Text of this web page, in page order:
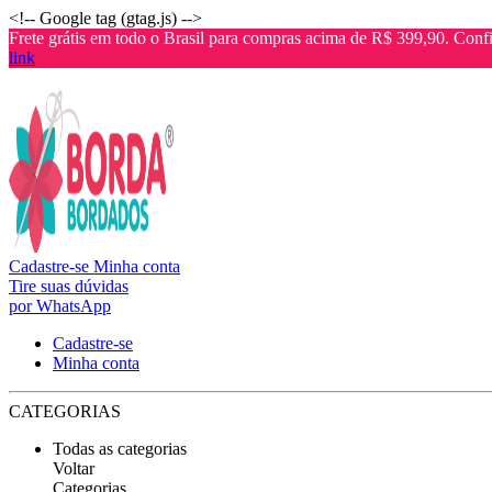
<!-- Google tag (gtag.js) -->
Frete grátis em todo o Brasil para compras acima de R$ 399,90.
link
Cadastre-se Minha conta
Tire suas dúvidas
por WhatsApp
Cadastre-se
Minha conta
CATEGORIAS
Todas as categorias
Voltar
Categorias